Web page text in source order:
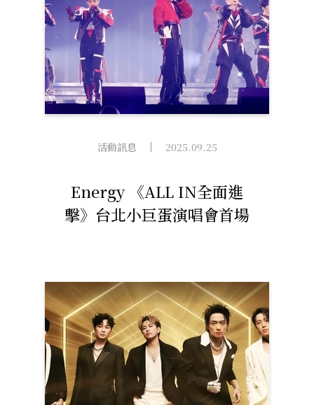
活動訊息
Energy 《ALL IN全面進
擊》台北小巨蛋演唱會首場
2025.09.25